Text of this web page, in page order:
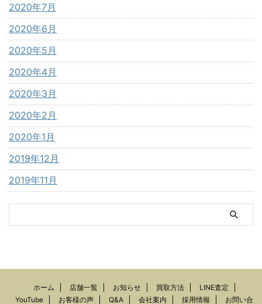
2020年7月
2020年6月
2020年5月
2020年4月
2020年3月
2020年2月
2020年1月
2019年12月
2019年11月
ホーム 店舗一覧 お知らせ 買取方法
LINE査定
YouTube
お客様の声 Q&A 会社案内 採用情報 お問い合